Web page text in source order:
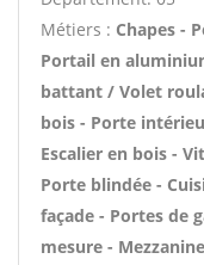
Métiers : Chapes -
Portail en
battant / Volet
bois - Porte
Escalier en bois -
Porte blindée -
façade - Portes de
mesure -